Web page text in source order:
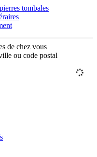
tombales
de chez vous
ou code postal